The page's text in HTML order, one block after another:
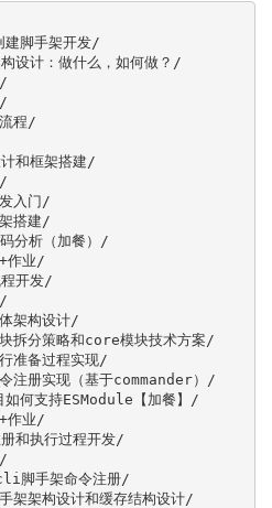
建脚手架开发/
设计：做什么，如何做？/
程/
和框架搭建/
入门/
搭建/
分析（加餐）/
作业/
开发/
架构设计/
拆分策略和core模块技术方案/
准备过程实现/
注册实现（基于commander）/
何支持ESModule【加餐】/
作业/
和执行过程开发/
脚手架命令注册/
架架构设计和缓存结构设计/